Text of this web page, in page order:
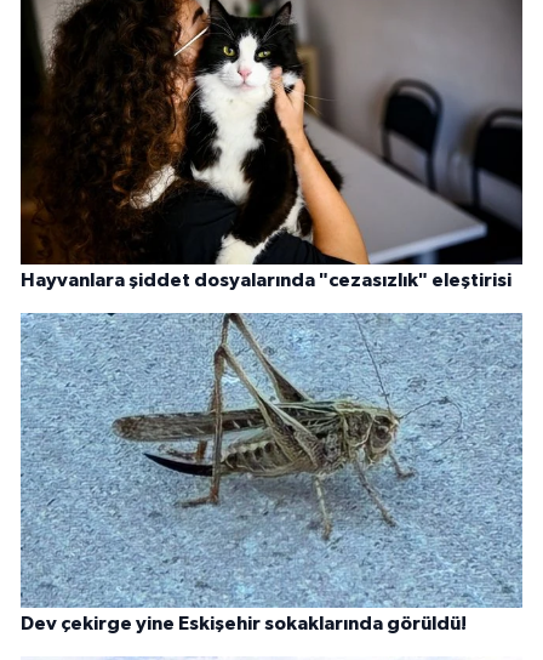
Hayvanlara şiddet dosyalarında "cezasızlık" eleştirisi
Dev çekirge yine Eskişehir sokaklarında görüldü!